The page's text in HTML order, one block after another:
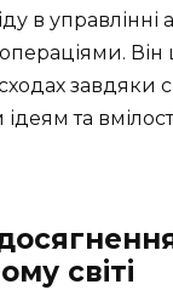
в управлінні
Він
завдяки
та
світі